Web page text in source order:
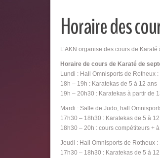
Horaire des
L’AKN organise des cours de
Horaire de cours de Karaté de
Lundi : Hall Omnisports de Rotheux
18h – 19h : Karatekas de 5 à 12 ans
19h – 20h30 : Karatekas à partir de
Mardi : Salle de Judo, hall
17h30 – 18h30 : Karatekas de 5 à
18h30 – 20h : cours compétiteurs +
Jeudi : Hall Omnisports de Rotheux
17h30 – 18h30 : Karatekas de 5 à